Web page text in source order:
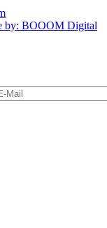
by: BOOOM Digital